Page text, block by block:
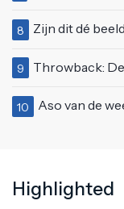
8 Zijn dit dé beelden van
9 Throwback: De bekende
10 Aso van de week
Highlighted